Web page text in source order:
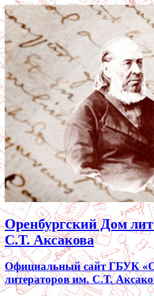
Оренбургский Дом
С.Т. Аксакова
Официальный сайт ГБУК
литераторов им. С.Т.